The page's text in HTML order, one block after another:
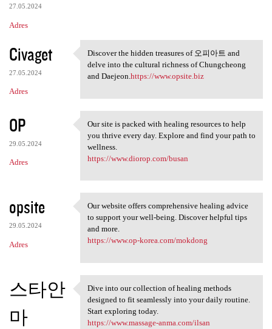
27.05.2024
Adres
Civaget
27.05.2024
Adres
Discover the hidden treasures
Discover the hidden treasures of 오피아트 and
delve into the cultural richness of Chungcheong
and Daejeon.https://www.opsite.biz
OP
29.05.2024
Adres
Our site is packed with
Our site is packed with healing resources to help
you thrive every day. Explore and find your path to
wellness.
https://www.diorop.com/busan
opsite
29.05.2024
Adres
Our website offers
Our website offers comprehensive healing advice
to support your well-being. Discover helpful tips
and more.
https://www.op-korea.com/mokdong
스타안
마
Dive into our collection of
Dive into our collection of healing methods
designed to fit seamlessly into your daily routine.
Start exploring today.
https://www.massage-anma.com/ilsan